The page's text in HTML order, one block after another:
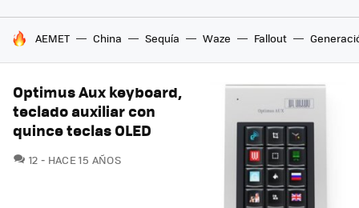
HOY SE HABLA DE
AEMET China Sequía Waze Fallout
Optimus Aux keyboard,
teclado auxiliar con
quince teclas OLED
12 COMENTARIOS
HACE 15 AÑOS